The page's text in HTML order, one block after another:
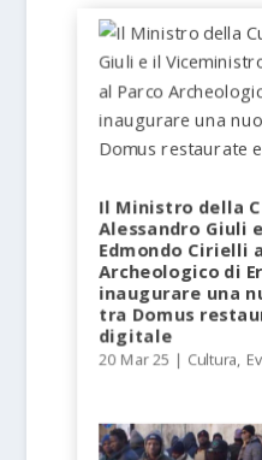
Il Ministro della
Alessandro Giuli
Edmondo Cirielli
Archeologico di
inaugurare una
tra Domus
digitale
20 Mar 25 | Cultura,